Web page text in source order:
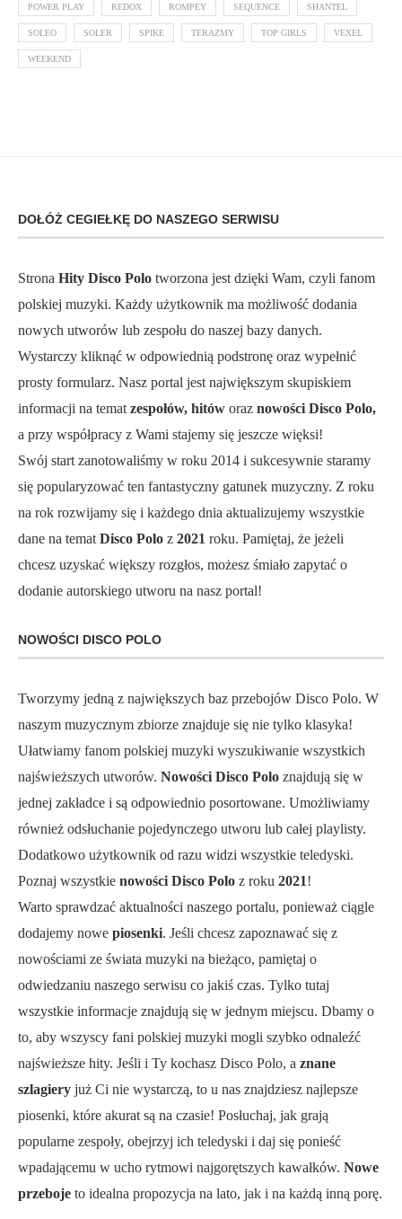
POWER PLAY REDOX ROMPEY SEQUENCE SHANTEL
SOLEO SOLER SPIKE TERAZMY TOP GIRLS VEXEL
WEEKEND
DOŁÓŻ CEGIEŁKĘ DO NASZEGO SERWISU
Strona Hity Disco Polo tworzona jest dzięki Wam, czyli fanom
polskiej muzyki. Każdy użytkownik ma możliwość dodania
nowych utworów lub zespołu do naszej bazy danych.
Wystarczy kliknąć w odpowiednią podstronę oraz wypełnić
prosty formularz. Nasz portal jest największym skupiskiem
informacji na tematzespołów, hitów oraz nowości Disco Polo,
a przy współpracy z Wami stajemy się jeszcze więksi!
Swój start zanotowaliśmy w roku 2014 i sukcesywnie staramy
się popularyzować ten fantastyczny gatunek muzyczny. Z roku
na rok rozwijamy się i każdego dnia aktualizujemy wszystkie
dane na tematDisco Polo z 2021 roku. Pamiętaj, że jeżeli
chcesz uzyskać większy rozgłos, możesz śmiało zapytać o
dodanie autorskiego utworu na nasz portal!
NOWOŚCI DISCO POLO
Tworzymy jedną z największych baz przebojów Disco Polo. W
naszym muzycznym zbiorze znajduje się nie tylko klasyka!
Ułatwiamy fanom polskiej muzyki wyszukiwanie wszystkich
najświeższych utworów. Nowości Disco Polo znajdują się w
jednej zakładce i są odpowiednio posortowane. Umożliwiamy
również odsłuchanie pojedynczego utworu lub całej playlisty.
Dodatkowo użytkownik od razu widzi wszystkie teledyski.
Poznaj wszystkie nowości Disco Polo z roku 2021!
Warto sprawdzać aktualności naszego portalu, ponieważ ciągle
dodajemy nowe piosenki. Jeśli chcesz zapoznawać się z
nowościami ze świata muzyki na bieżąco, pamiętaj o
odwiedzaniu naszego serwisu co jakiś czas. Tylko tutaj
wszystkie informacje znajdują się w jednym miejscu. Dbamy o
to, aby wszyscy fani polskiej muzyki mogli szybko odnaleźć
najświeższe hity. Jeśli i Ty kochasz Disco Polo, a znane
szlagiery już Ci nie wystarczą, to u nas znajdziesz najlepsze
piosenki, które akurat są na czasie! Posłuchaj, jak grają
popularne zespoły, obejrzyj ich teledyski i daj się ponieść
wpadającemu w ucho rytmowi najgorętszych kawałków. Nowe
przeboje to idealna propozycja na lato, jak i na każdą inną porę.